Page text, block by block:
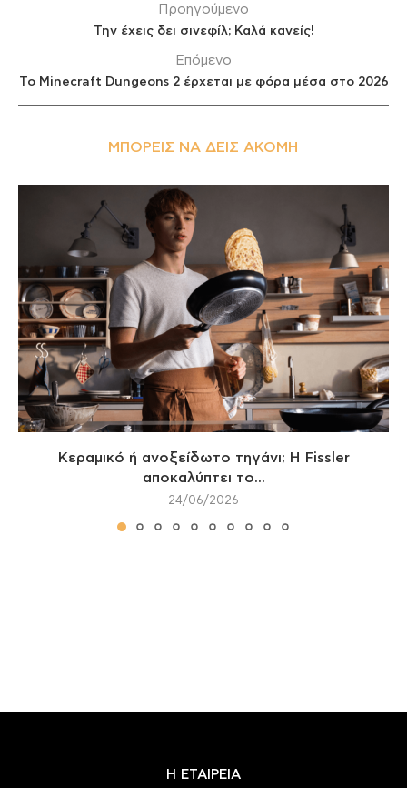
Προηγούμενο
Την έχεις δει σινεφίλ; Καλά κανείς!
Επόμενο
Το Minecraft Dungeons 2 έρχεται με φόρα μέσα στο 2026
ΜΠΟΡΕΊΣ ΝΑ ΔΕΙΣ ΑΚΌΜΗ
Κεραμικό ή ανοξείδωτο τηγάνι; Η Fissler
αποκαλύπτει το...
24/06/2026
Η ΕΤΑΙΡΕΙΑ